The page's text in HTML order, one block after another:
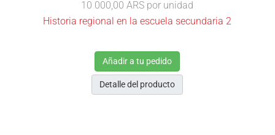
10 000,00 ARS por unidad
Historia regional en la escuela secundaria 2
Añadir a tu pedido
Detalle del producto